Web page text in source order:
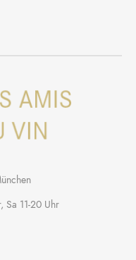
Sa 11-20 Uhr